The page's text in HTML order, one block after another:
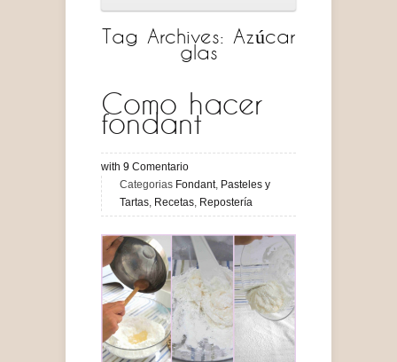
Tag Archives: Azúcar
glas
Como hacer
fondant
with 9 Comentario
Categorias Fondant, Pasteles y
Tartas, Recetas, Repostería